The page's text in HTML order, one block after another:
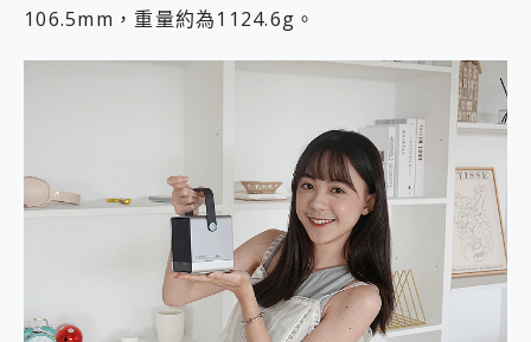
106.5mm，重量約為1124.6g。